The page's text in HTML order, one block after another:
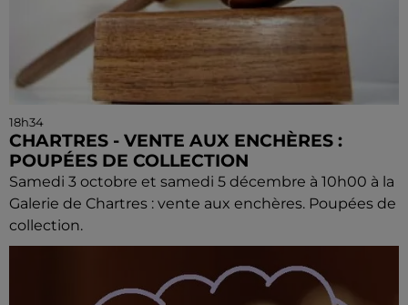
18h34
CHARTRES - VENTE AUX ENCHÈRES :
POUPÉES DE COLLECTION
Samedi 3 octobre et samedi 5 décembre à 10h00 à la
Galerie de Chartres : vente aux enchères. Poupées de
collection.